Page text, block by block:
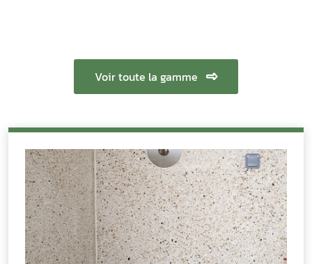
Voir toute la gamme